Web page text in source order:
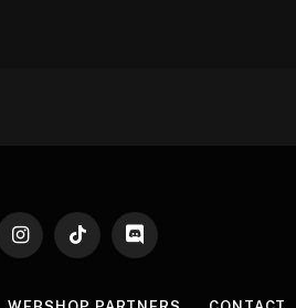
InstagramTikTok Discord